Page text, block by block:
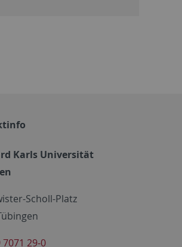
Karls Universität
Scholl-Platz
7071 29-0